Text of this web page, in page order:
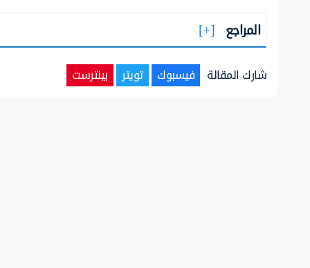
المراجع
شارك المقالة فيسبوك تويتر بينترست